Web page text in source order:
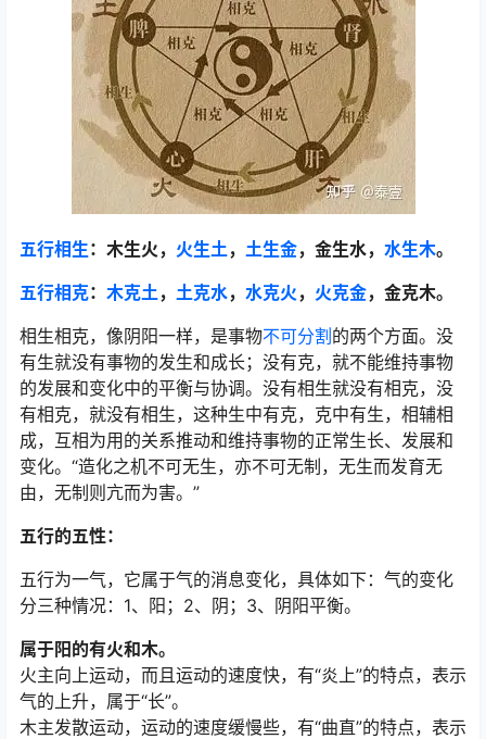
五行相生：木生火， 火生土 ， 土生金，金生水， 水生木。
五行相克： 木克土 ， 土克水， 水克火 ， 火克金，金克木。
相生相克，像阴阳一样，是事物不可分割的两个方面。没
有生就没有事物的发生和成长；没有克，就不能维持事物
的发展和变化中的平衡与协调。没有相生就没有相克，没
有相克，就没有相生，这种生中有克，克中有生，相辅相
成，互相为用的关系推动和维持事物的正常生长、发展和
变化。“造化之机不可无生，亦不可无制，无生而发育无
由，无制则亢而为害。”
五行的五性：
五行为一气，它属于气的消息变化，具体如下：气的变化
分三种情况：1、阳；2、阴；3、阴阳平衡。
属于阳的有火和木。
火主向上运动，而且运动的速度快，有“炎上”的特点，表示
气的上升，属于“长”。
木主发散运动，运动的速度缓慢些，有“曲直”的特点，表示